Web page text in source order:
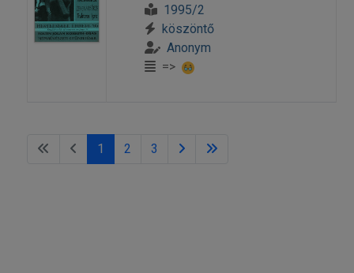
1995/2
köszöntő
Anonym
=>
1 2 3